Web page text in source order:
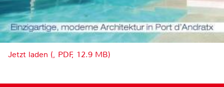
Jetzt laden (, PDF, 12.9 MB)